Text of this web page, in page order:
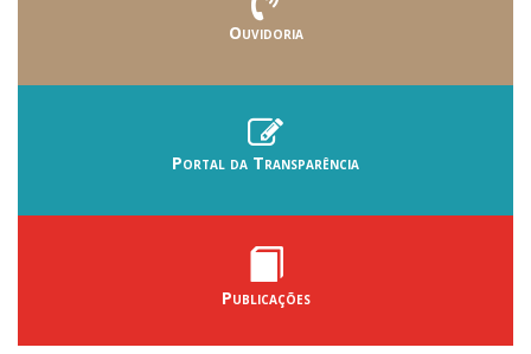
Ouvidoria
Portal da Transparência
Publicações